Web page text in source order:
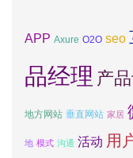
APP Axure O2O seo
品经理 产
地方网站 垂直网站 家居
地 模式 沟通 活动 用